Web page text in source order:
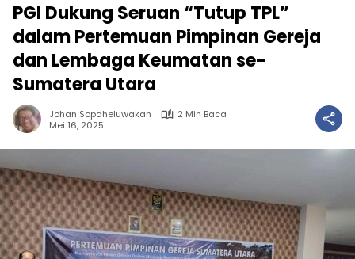
PGI Dukung Seruan “Tutup TPL”
dalam Pertemuan Pimpinan Gereja
dan Lembaga Keumatan se-
Sumatera Utara
Johan Sopaheluwakan
2 Min Baca
Mei 16, 2025